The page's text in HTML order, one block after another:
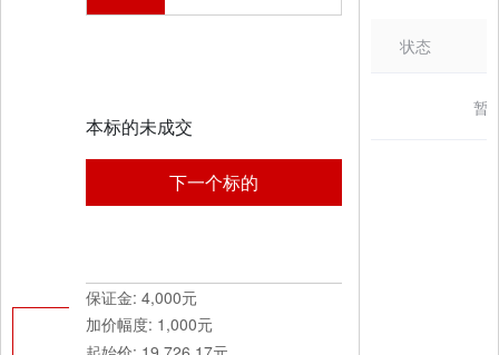
本标的未成交
下一个标的
保证金: 4,000元
加价幅度: 1,000元
状态
暂